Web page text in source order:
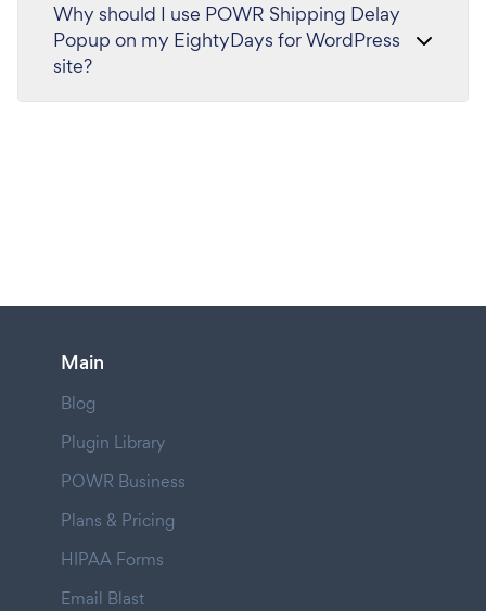
Why should I use POWR Shipping Delay
Popup on my EightyDays for WordPress
site?
Main
Blog
Plugin Library
POWR Business
Plans & Pricing
HIPAA Forms
Email Blast